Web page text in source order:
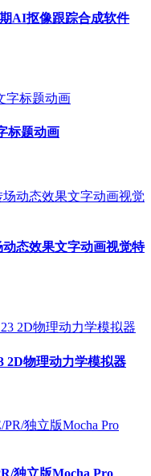
AI抠像跟踪合成软件
标题动画
动态效果文字动画视觉特
2D物理动力学模拟器
独立版Mocha Pro